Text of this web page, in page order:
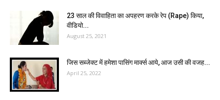
23 साल की विवाहिता का अपहरण करके रेप (Rape) किया,
वीडियो...
August 25, 2021
जिस सब्जेक्ट में हमेशा पासिंग मार्क्स आये, आज उसी की वजह...
April 25, 2022